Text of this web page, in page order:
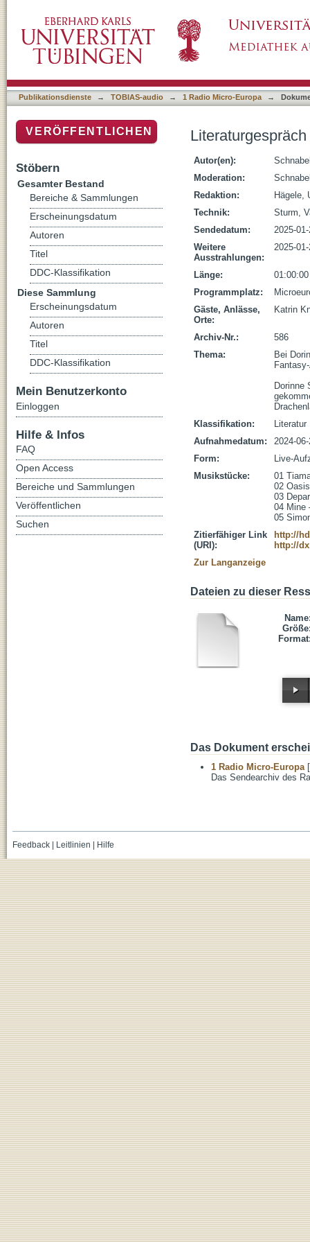
Publikationsdienste → TOBIAS-audio → 1 Radio Micro-Europa →
Autor(en):
Moderation:
Redaktion:
Hägele,
Technik:
Sturm,
Sendedatum:
2025-
Weitere
Ausstrahlungen:
2025-
Länge:
01:00:00
Programmplatz:
Gäste, Anlässe,
Orte:
Katrin
Archiv-Nr.:
586
Thema:
Bei
Dorinne
Klassifikation:
Literatur
Aufnahmedatum:
2024-
Form:
Live-
Musikstücke:
01
02
03
04 Mine
05
Zitierfähiger Link
(URI):
http://
http://
Zur Langanzeige
Dateien zu dieser
Das Dokument
1 Radio Micro-Europa
Das Sendearchiv des
VERÖFFENTLICHEN
Stöbern
Gesamter Bestand
Bereiche & Sammlungen
Erscheinungsdatum
Autoren
Titel
DDC-Klassifikation
Diese Sammlung
Erscheinungsdatum
Autoren
Titel
DDC-Klassifikation
Mein Benutzerkonto
Einloggen
Hilfe & Infos
FAQ
Open Access
Bereiche und Sammlungen
Veröffentlichen
Suchen
Feedback| Leitlinien Hilfe